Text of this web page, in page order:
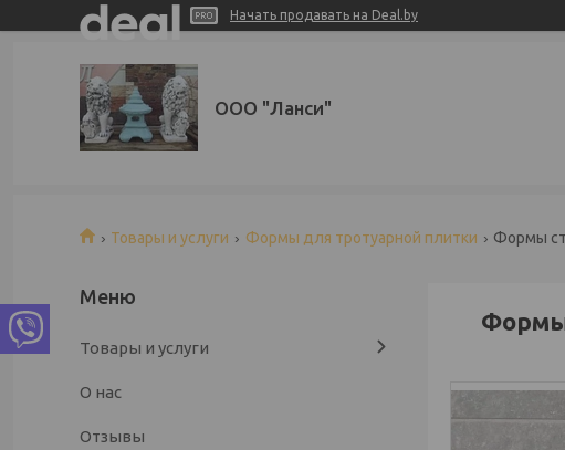
Начать продавать на Deal.by
ООО "Ланси"
Товары и услуги Формы для тротуарной плитки Формы
Формы
Товары и услуги
О нас
Отзывы